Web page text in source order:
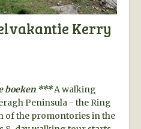
Kerry
boeken ***A walking
Peninsula - the Ring
of the promontories in the